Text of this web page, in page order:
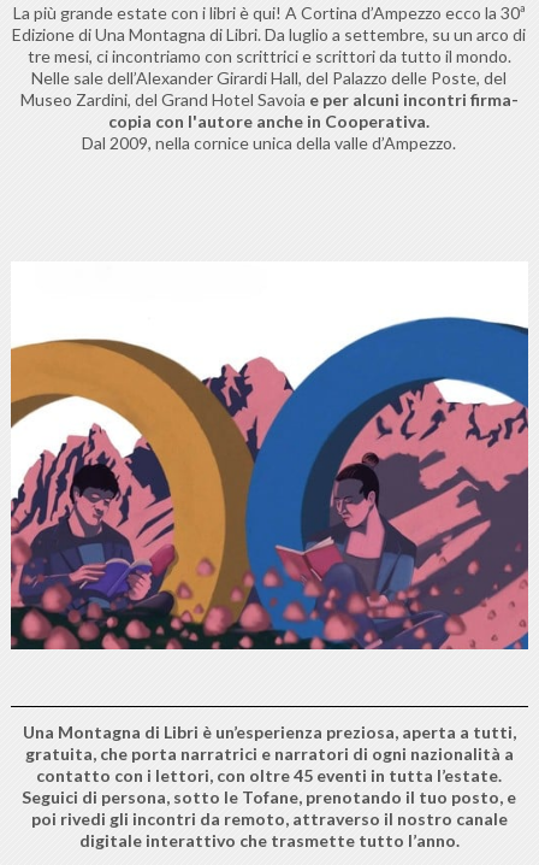
La più grande estate con i libri è qui! A Cortina d’Ampezzo ecco la 30ª
Edizione di Una Montagna di Libri. Da luglio a settembre, su un arco di
tre mesi, ci incontriamo con scrittrici e scrittori da tutto il mondo.
Nelle sale dell’Alexander Girardi Hall, del Palazzo delle Poste, del
Museo Zardini, del Grand Hotel Savoia e per alcuni incontri firma-
copia con l'autore anche in Cooperativa.
Dal 2009, nella cornice unica della valle d’Ampezzo.
Una Montagna di Libri è un’esperienza preziosa, aperta a tutti,
gratuita, che porta narratrici e narratori di ogni nazionalità a
contatto con i lettori, con oltre 45 eventi in tutta l’estate.
Seguici di persona, sotto le Tofane, prenotando il tuo posto, e
poi rivedi gli incontri da remoto, attraverso il nostro canale
digitale interattivo che trasmette tutto l’anno.